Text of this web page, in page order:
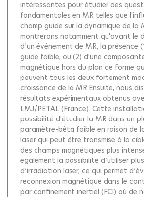
intéressantes pour étudier des
fondamentales en MR telles que
champ guide sur la dynamique de la
montrerons notamment qu'avant le
d’un événement de MR, la présence
guide faible, ou (2) d'une
magnétique hors du plan de forme
peuvent tous les deux fortement
croissance de la MR.Ensuite, nous
résultats expérimentaux obtenus
LMJ/PETAL (France). Cette
possibilité d'étudier la MR dans un
paramètre-bêta faible en raison de
laser qui peut être transmise à la
des champs magnétiques plus
également la possibilité d’utiliser
d’irradiation laser, ce qui permet
reconnexion magnétique dans le
par confinement inertiel (FCI) où de